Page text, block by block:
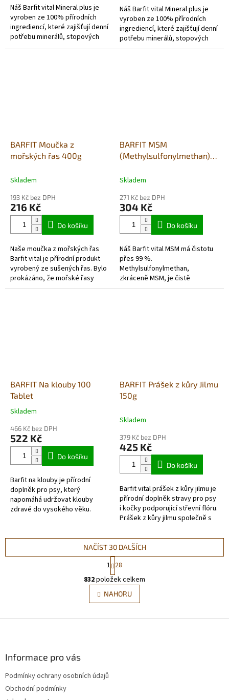
Náš Barfit vital Mineral plus je
vyroben ze 100% přírodních
ingrediencí, které zajišťují denní
potřebu minerálů, stopových
prvků a vitamínů přirozeným a
Náš Barfit vital Mineral plus je
vyroben ze 100% přírodních
ingrediencí, které zajišťují denní
potřebu minerálů, stopových
prvků a vitamínů přirozeným a
BARFIT Moučka z
mořských řas 400g
Skladem
193 Kč bez DPH
216 Kč
Do košíku
Naše moučka z mořských řas
Barfit vital je přírodní produkt
vyrobený ze sušených řas. Bylo
prokázáno, že mořské řasy
poskytují důležité minerály a
BARFIT MSM
(Methylsulfonylmethan)
Skladem
271 Kč bez DPH
304 Kč
Do košíku
Náš Barfit vital MSM má čistotu
přes 99 %.
Methylsulfonylmethan,
zkráceně MSM, je čistě
organická sloučenina síry. Síra je
BARFIT Na klouby 100
Tablet
Průměrné
produktu
je
hvězdiček.
Skladem
466 Kč bez DPH
522 Kč
Do košíku
Barfit na klouby je přírodní
doplněk pro psy, který
napomáhá udržovat klouby
zdravé do vysokého věku.
poměru (moučka ze...
BARFIT Prášek z kůry Jilmu
150g
Skladem
379 Kč bez DPH
425 Kč
Do košíku
Barfit vital prášek z kůry jilmu je
přírodní doplněk stravy pro psy
i kočky podporující střevní flóru.
Prášek z kůry jilmu společně s
který...
O
v
l
á
NAČÍST 30 DALŠÍCH
S
t
r
á
n
k
v
1 28
832položek celkem
NAHORU
Informace pro vás
Podmínky ochrany osobních údajů
Obchodní podmínky